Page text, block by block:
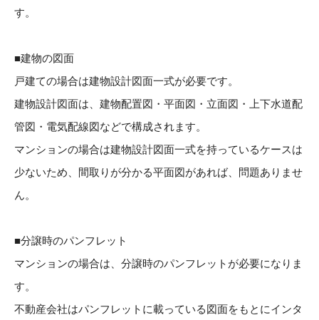
す。
■建物の図面
戸建ての場合は建物設計図面一式が必要です。
建物設計図面は、建物配置図・平面図・立面図・上下水道配
管図・電気配線図などで構成されます。
マンションの場合は建物設計図面一式を持っているケースは
少ないため、間取りが分かる平面図があれば、問題ありませ
ん。
■分譲時のパンフレット
マンションの場合は、分譲時のパンフレットが必要になりま
す。
不動産会社はパンフレットに載っている図面をもとにインタ